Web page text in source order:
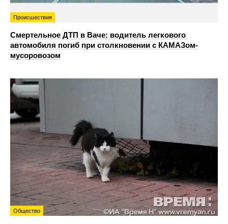
Происшествия
Смертельное ДТП в Ваче: водитель легкового
автомобиля погиб при столкновении с КАМАЗом-
мусоровозом
Общество